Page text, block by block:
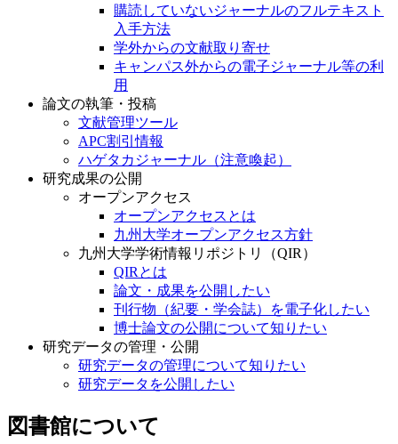
購読していないジャーナルのフルテキスト
入手方法
学外からの文献取り寄せ
キャンパス外からの電子ジャーナル等の利
用
論文の執筆・投稿
文献管理ツール
APC割引情報
ハゲタカジャーナル（注意喚起）
研究成果の公開
オープンアクセス
オープンアクセスとは
九州大学オープンアクセス方針
九州大学学術情報リポジトリ（QIR）
QIRとは
論文・成果を公開したい
刊行物（紀要・学会誌）を電子化したい
博士論文の公開について知りたい
研究データの管理・公開
研究データの管理について知りたい
研究データを公開したい
図書館について